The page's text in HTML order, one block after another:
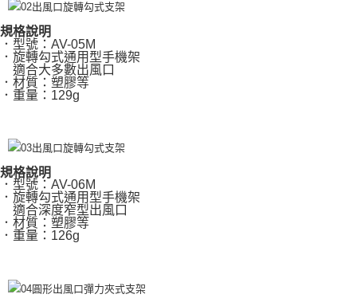
規格說明
．型號：AV-05M
．旋轉勾式通用型手機架
適合大多數出風口
．材質：塑膠等
．重量：129g
規格說明
．型號：AV-06M
．旋轉勾式通用型手機架
適合深度窄型出風口
．材質：塑膠等
．重量：126g